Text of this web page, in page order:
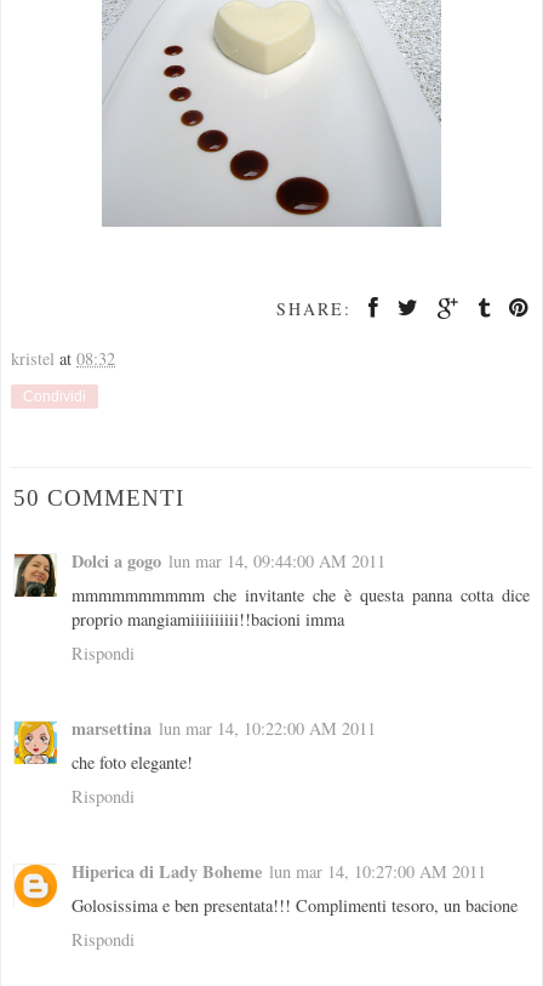
SHARE:
kristel at 08:32
Condividi
50 COMMENTI
Dolci a gogo lun mar 14, 09:44:00 AM 2011
mmmmmmmmmm che invitante che è questa panna cotta dice
proprio mangiamiiiiiiiiii!!bacioni imma
Rispondi
marsettina lun mar 14, 10:22:00 AM 2011
che foto elegante!
Rispondi
Hiperica di Lady Boheme lun mar 14, 10:27:00 AM 2011
Golosissima e ben presentata!!! Complimenti tesoro, un bacione
Rispondi